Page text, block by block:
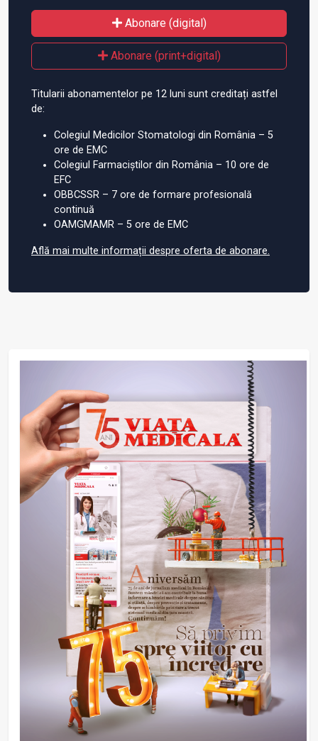
Abonare (digital)
Abonare (print+digital)
Titularii abonamentelor pe 12 luni sunt creditați astfel
de:
Colegiul Medicilor Stomatologi din România – 5
ore de EMC
Colegiul Farmaciștilor din România – 10 ore de
EFC
OBBCSSR – 7 ore de formare profesională
continuă
OAMGMAMR – 5 ore de EMC
Află mai multe informații despre oferta de abonare.